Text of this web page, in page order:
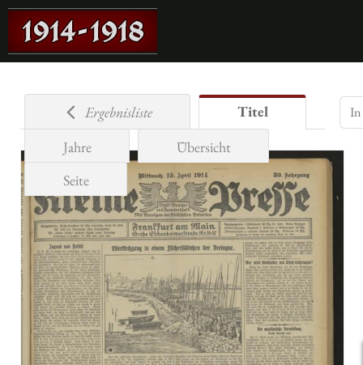
Ergebnisliste
Titel
Jahre
Übersicht
Seite